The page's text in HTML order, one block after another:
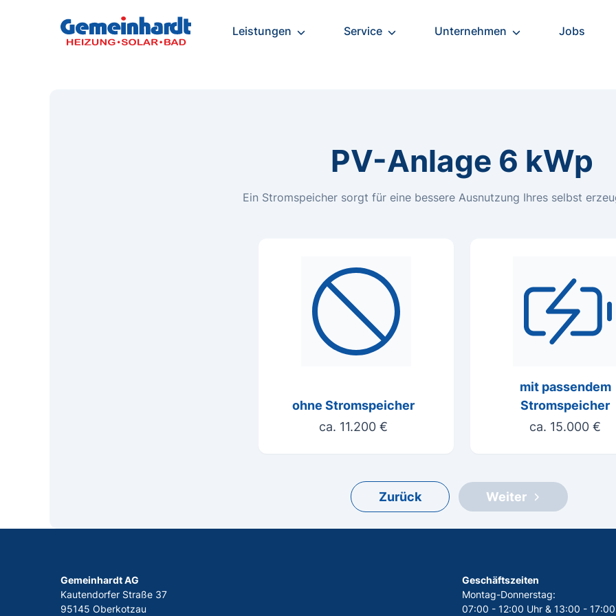
Leistungen Service Unternehmen Jobs
PV-Anlage 6 kWp
Ein Stromspeicher sorgt für eine bessere Ausnutzung Ihres selbst
ohne Stromspeicher
ca. 11.200 €
mit passendem
Stromspeicher
ca. 15.000 €
Zurück Weiter
Gemeinhardt AG
Kautendorfer Straße 37
95145 Oberkotzau
Geschäftszeiten
Montag-Donnerstag:
07:00 - 12:00 Uhr & 13:00 -